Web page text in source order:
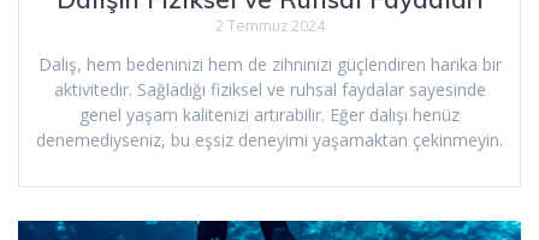
2 Temmuz 2024
Dalış, hem bedeninizi hem de zihninizi güçlendiren harika bir
aktivitedir. Sağladığı fiziksel ve ruhsal faydalar sayesinde
genel yaşam kalitenizi artırabilir. Eğer dalışı henüz
denemediyseniz, bu eşsiz deneyimi yaşamaktan çekinmeyin.